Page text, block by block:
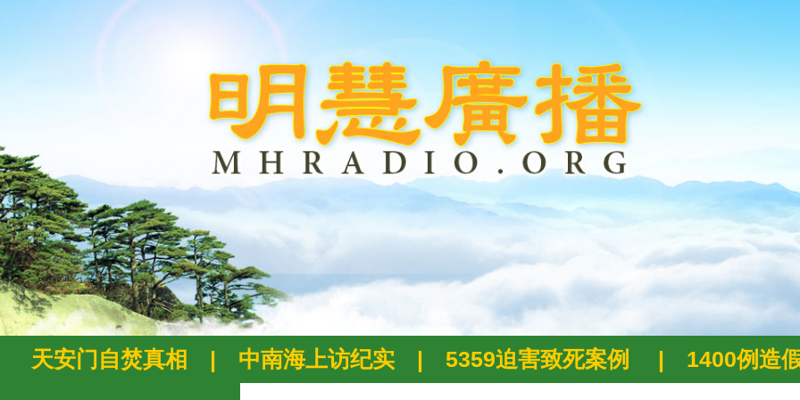
天安门自焚真相 | 中南海上访纪实 | 5359迫害致死案例 | 1400例造